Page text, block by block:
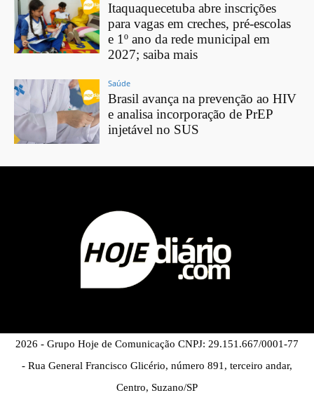
Itaquaquecetuba abre inscrições
para vagas em creches, pré-escolas
e 1º ano da rede municipal em
2027; saiba mais
Saúde
Brasil avança na prevenção ao HIV
e analisa incorporação de PrEP
injetável no SUS
2026 - Grupo Hoje de Comunicação CNPJ: 29.151.667/0001-77
- Rua General Francisco Glicério, número 891, terceiro andar,
Centro, Suzano/SP